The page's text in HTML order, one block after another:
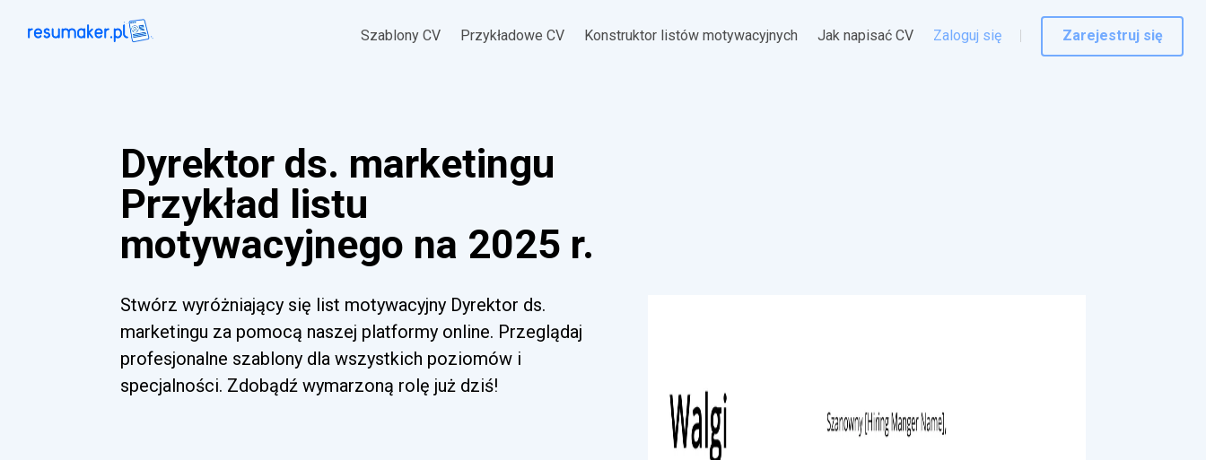
Szablony CV Przykładowe CV Konstruktor listów motywacyjnych Jak napisać CV Zaloguj się Zarejestruj się
Dyrektor ds. marketingu
Przykład listu
motywacyjnego na 2025 r.
Stwórz wyróżniający się list motywacyjny Dyrektor ds.
marketingu za pomocą naszej platformy online. Przeglądaj
profesjonalne szablony dla wszystkich poziomów i
specjalności. Zdobądź wymarzoną rolę już dziś!